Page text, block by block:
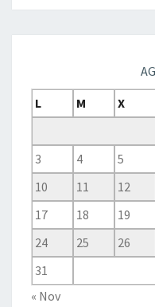
L
M X
3
4 5
10
11 12
17
18 19
24
25 26
31
« Nov